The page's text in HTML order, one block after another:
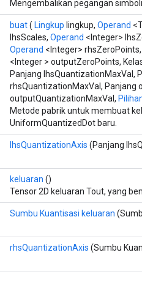
Mengembalikan pegangan
buat( Lingkup lingkup, Operand
lhsScales, Operand <Integer>
Operand <Integer>
<Integer > outputZeroPoints,
Panjang lhsQuantizationMaxVal,
rhsQuantizationMaxVal, Panjang
outputQuantizationMaxVal,
Metode pabrik untuk membuat
UniformQuantizedDot baru.
lhsQuantizationAxis (Panjang
keluaran ()
Tensor 2D keluaran Tout, yang
Sumbu Kuantisasi keluaran
rhsQuantizationAxis (Sumbu